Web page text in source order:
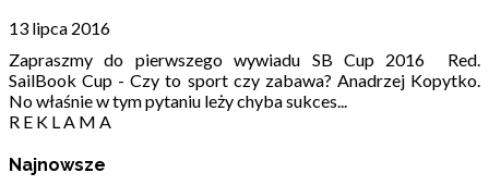
13 lipca 2016
Zapraszmy do pierwszego wywiadu SB Cup 2016 Red.
SailBook Cup - Czy to sport czy zabawa? Anadrzej Kopytko.
No właśnie w tym pytaniu leży chyba sukces...
R E K L A M A
Najnowsze